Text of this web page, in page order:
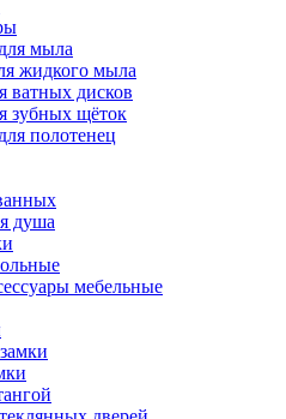
мыла
жидкого мыла
ватных дисков
зубных щёток
полотенец
душа
мебельные